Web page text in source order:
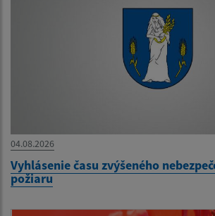
04.08.2026
Vyhlásenie času zvýšeného
požiaru